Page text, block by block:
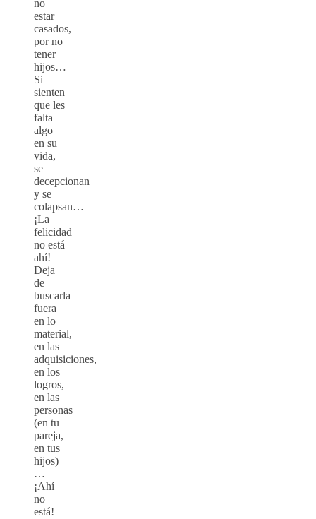
no
estar
casados,
por no
tener
hijos…
Si
sienten
que les
falta
algo
en su
vida,
se
decepcionan
y se
colapsan…
¡La
felicidad
no está
ahí!
Deja
de
buscarla
fuera
en lo
material,
en las
adquisiciones,
en los
logros,
en las
personas
(en tu
pareja,
en tus
hijos)
…
¡Ahí
no
está!